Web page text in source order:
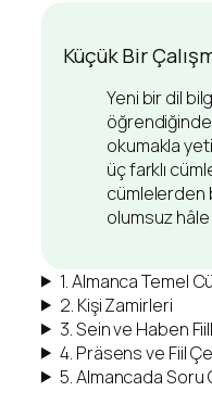
Küçük Bir
Yeni bir dil
öğrendiğinde
okumakla
üç farklı
cümlelerden
olumsuz
1. Almanca Temel
2. Kişi Zamirleri
3. Sein ve Haben
4. Präsens ve Fiil
5. Almancada Soru